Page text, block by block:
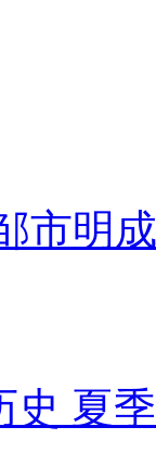
市明
史 夏